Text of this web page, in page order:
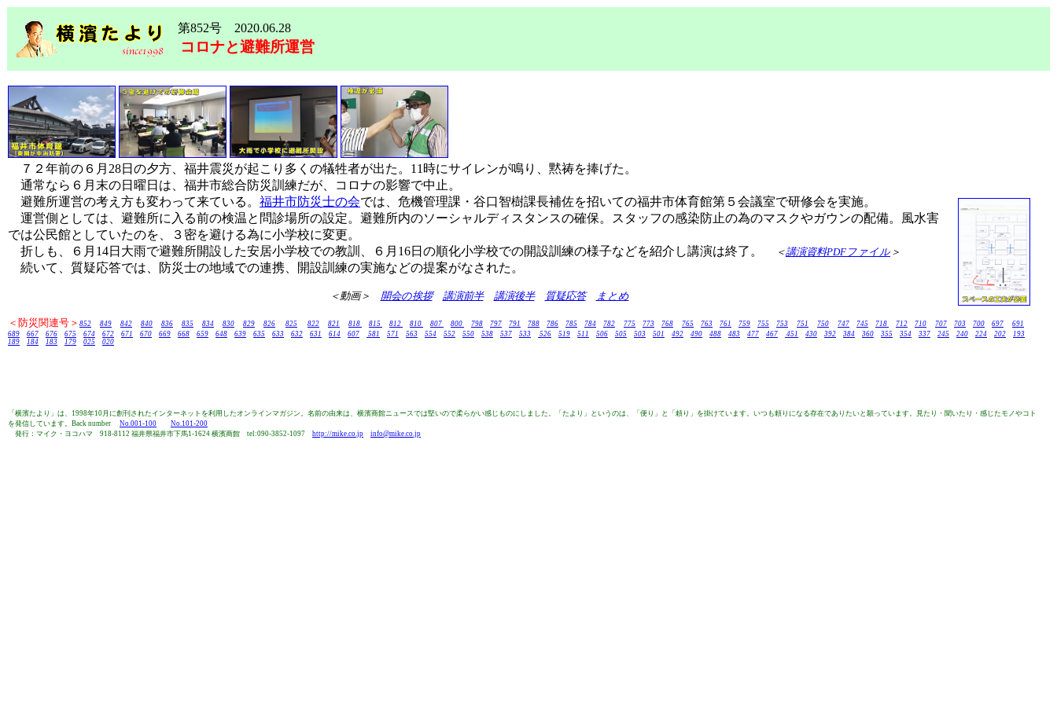
第852号 2020.06.28
コロナと避難所運営
７２年前の６月28日の夕方、福井震災が起こり多くの犠牲者が出た。11時にサイレンが鳴り、黙祷を捧げた。
通常なら６月末の日曜日は、福井市総合防災訓練だが、コロナの影響で中止。
避難所運営の考え方も変わって来ている。 福井市防災士の会では、危機管理課・谷口智樹課長補佐を招いての福井市体育館第５会議室で研修会を実施。
運営側としては、避難所に入る前の検温と問診場所の設定。避難所内のソーシャルディスタンスの確保。スタッフの感染防止の為のマスクやガウンの配備。風水害
では公民館としていたのを、３密を避ける為に小学校に変更。
折しも、６月14日大雨で避難所開設した安居小学校での教訓、６月16日の順化小学校での開設訓練の様子などを紹介し講演は終了。
＜講演資料PDFファイル＞
続いて、質疑応答では、防災士の地域での連携、開設訓練の実施などの提案がなされた。
＜動画＞ 開会の挨拶 講演前半 講演後半 質疑応答 まとめ
＜防災関連号＞ 852 849 842 840 836 835 834 830 829 826 825 822 821 818 815 812 810 807 800 798 797 791 788 786 785 784 782 775 773 768 765 763 761 759 755 753 751 750 747 745 718 712 710 707 703 700 697
691
689
667 676 675 674 672 671 670 669 668 659 648 639 635 633 632 631 614 607 581 571 563 554 552 550 538 537 533 526 519 511 506 505 503 501 492 490 488 483 477 467 451 430 392 384 360 355 354 337 245 240 224 202
193
189
184 183 179 025 020
「横濱たより」は、1998年10月に創刊されたインターネットを利用したオンラインマガジン。名前の由来は、横濱商館ニュースでは堅いので柔らかい感じものにしました。「たより」というのは、「便り」と「頼り」を掛けています。いつも頼りになる存在でありたいと願っています。見たり・聞いたり・感じたモノやコト
を発信しています。Back number No.001-100
No.101-200
発行：マイク・ヨコハマ 918-8112 福井県福井市下馬1-1624 横濱商館 tel:090-3852-1097 http://mike.co.jp info@mike.co.jp